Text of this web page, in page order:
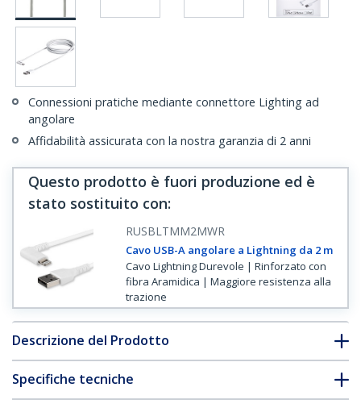
Connessioni pratiche mediante connettore Lighting ad
angolare
Affidabilità assicurata con la nostra garanzia di 2 anni
Questo prodotto è fuori produzione ed è
stato sostituito con:
RUSBLTMM2MWR
Cavo USB-A angolare a Lightning da 2 m
Cavo Lightning Durevole | Rinforzato con
fibra Aramidica | Maggiore resistenza alla
trazione
Descrizione del Prodotto
Specifiche tecniche